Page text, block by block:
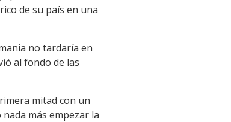
de su país en una
no tardaría en
al fondo de las
mitad con un
más empezar la